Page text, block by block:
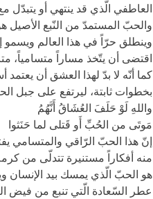
العاطفي الّذي قد ينتهي أو يتبدّل
والحبّ المستمدّ من النّبع الأصيل
وينطلق حرّاً في هذا العالم
اقتضى أن يتّخذ مساراً متسامياً،
كما أنّه لا بدّ لهذا العشق أن
بخطوات ثابتة، ليرتفع على جبل
واللهِ لَوْ حَلَفَ العُشَاقُ أَنَّهُمُ
مَوتَى من الحُبِّ أَو قَتلى لما حَنَثوا
إنّ هذا الحبّ الرّاقي والمتسامي
منه أفكاراً مستنيرة تتدلّى من
هو الحبّ الّذي يمسك بيد الإنسان
عطر السّعادة الّتي تنبع من فيض